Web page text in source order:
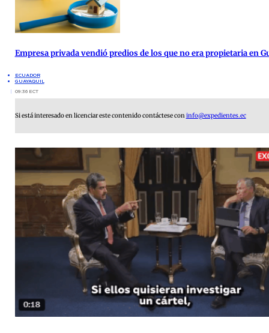
Empresa privada vendió predios de los que no era propietaria en
ECUADOR
GUAYAQUIL
09:36 ECT
Si está interesado en licenciar este contenido contáctese coninfo@expedientes.ec